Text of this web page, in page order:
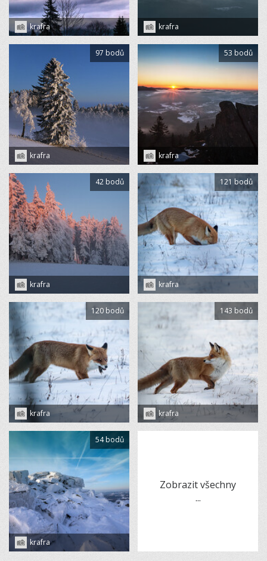
krafra krafra
krafra
97 bodů
krafra
53 bodů
krafra
42 bodů
krafra
121 bodů
krafra
120 bodů
krafra
143 bodů
krafra
54 bodů
Zobrazit všechny
...